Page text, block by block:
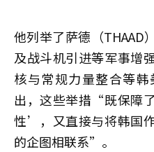
他列举了萨德（THAAD
及战斗机引进等军事增
核与常规力量整合等
出，这些举措“既保障
性’，又直接与将韩国
的企图相联系”。